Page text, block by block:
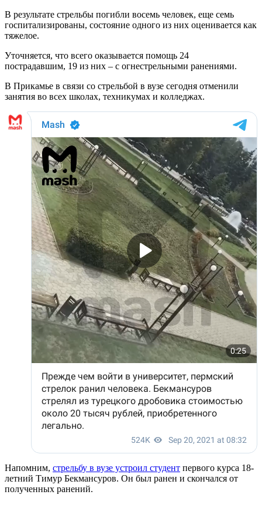
В результате стрельбы погибли восемь человек, еще семь
госпитализированы, состояние одного из них оценивается как
тяжелое.
Уточняется, что всего оказывается помощь 24
пострадавшим, 19 из них – с огнестрельными ранениями.
В Прикамье в связи со стрельбой в вузе сегодня отменили
занятия во всех школах, техникумах и колледжах.
Напомним, стрельбу в вузе устроил студент первого курса 18-
летний Тимур Бекмансуров. Он был ранен и скончался от
полученных ранений.